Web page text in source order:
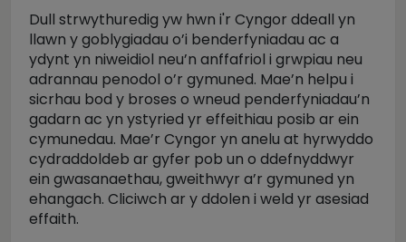
Dull strwythuredig yw hwn i'r Cyngor ddeall yn
llawn y goblygiadau o’i benderfyniadau ac a
ydynt yn niweidiol neu’n anffafriol i grwpiau neu
adrannau penodol o’r gymuned. Mae’n helpu i
sicrhau bod y broses o wneud penderfyniadau’n
gadarn ac yn ystyried yr effeithiau posib ar ein
cymunedau. Mae’r Cyngor yn anelu at hyrwyddo
cydraddoldeb ar gyfer pob un o ddefnyddwyr
ein gwasanaethau, gweithwyr a’r gymuned yn
ehangach. Cliciwch ar y ddolen i weld yr asesiad
effaith.